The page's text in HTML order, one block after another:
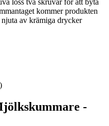
kommer produkten
av krämiga drycker
)
-